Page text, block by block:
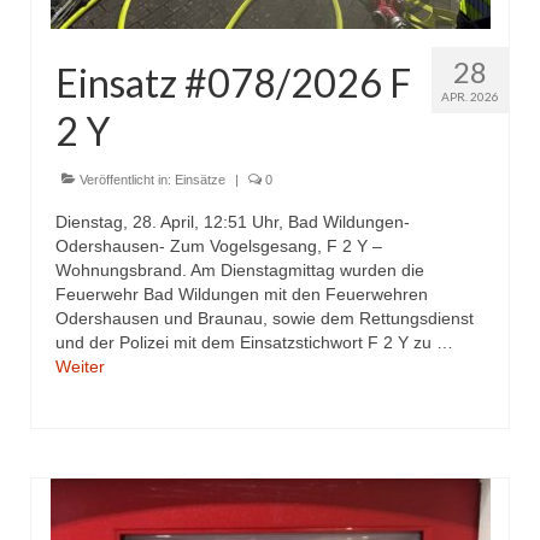
Tanklöschfahrzeug TLF 4000
Gerätewagen Logistik GW-L 2
Tanklöschfahrzeug TLF 16/24 Tr
Gerätewagen Gefahrgut GW-G
Kommandowagen KdoW
28
APR. 2026
Einsatz #078/2026 F
2 Y
Veröffentlicht in: Einsätze | 0
Dienstag, 28. April, 12:51 Uhr, Bad Wildungen-
Odershausen- Zum Vogelsgesang, F 2 Y –
Wohnungsbrand. Am Dienstagmittag wurden die
Feuerwehr Bad Wildungen mit den Feuerwehren
Odershausen und Braunau, sowie dem Rettungsdienst
und der Polizei mit dem Einsatzstichwort F 2 Y zu …
Weiter